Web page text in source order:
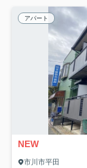
アパート
NEW
市川市平田